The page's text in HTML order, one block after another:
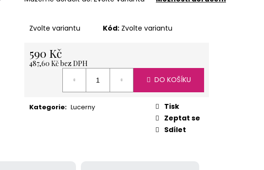
Zvolte variantu Kód: Zvolte variantu
590 Kč
487,60 Kčbez DPH
DO KOŠÍKU
Kategorie: Lucerny
Tisk
Zeptat se
Sdílet